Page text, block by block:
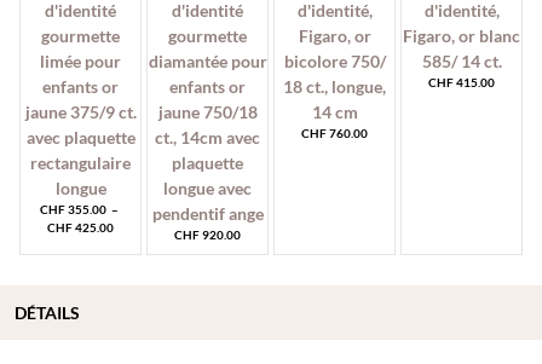
CHF355.00 –
CHF425.00Plage
CHF920.00
CHF760.00
CHF415.00
DÉTAILS